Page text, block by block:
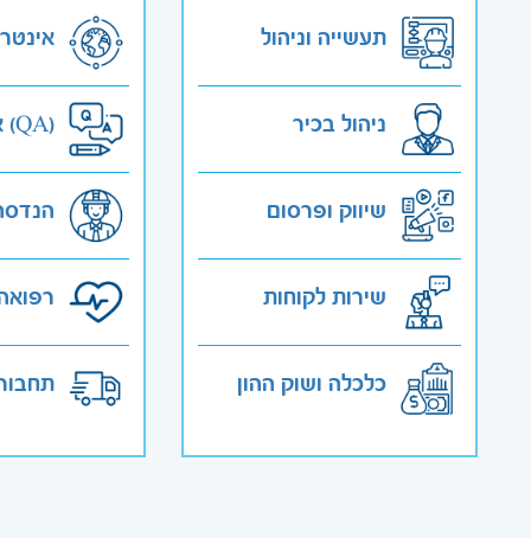
תעשייה וניהול
ניהול בכיר
שיווק ופרסום
שירות לקוחות
כלכלה ושוק ההון
אבטחת איכות (QA)